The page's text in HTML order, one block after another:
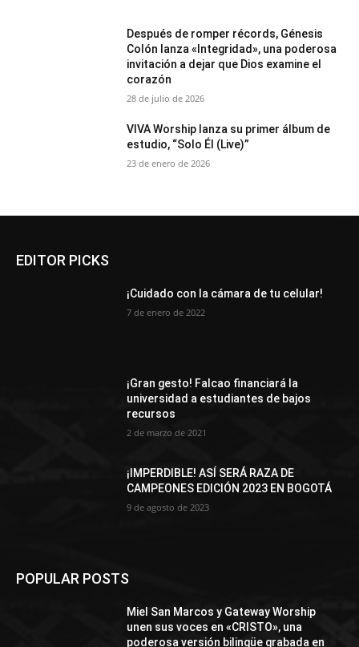
Después de romper récords, Génesis
Colón lanza «Integridad», una poderosa
invitación a dejar que Dios examine el
corazón
28 de julio de 2026
VIVA Worship lanza su primer álbum de
estudio, “Solo Él (Live)”
23 de enero de 2026
EDITOR PICKS
¡Cuidado con la cámara de tu celular!
7 de enero de 2022
¡Gran gesto! Falcao financiará la
universidad a estudiantes de bajos
recursos
2 de marzo de 2021
¡IMPERDIBLE! ASÍ SERÁ RAZA DE
CAMPEONES EDICIÓN 2023 EN BOGOTÁ
9 de agosto de 2023
POPULAR POSTS
Miel San Marcos y Gateway Worship
unen sus voces en «CRISTO», una
poderosa versión bilingüe grabada en